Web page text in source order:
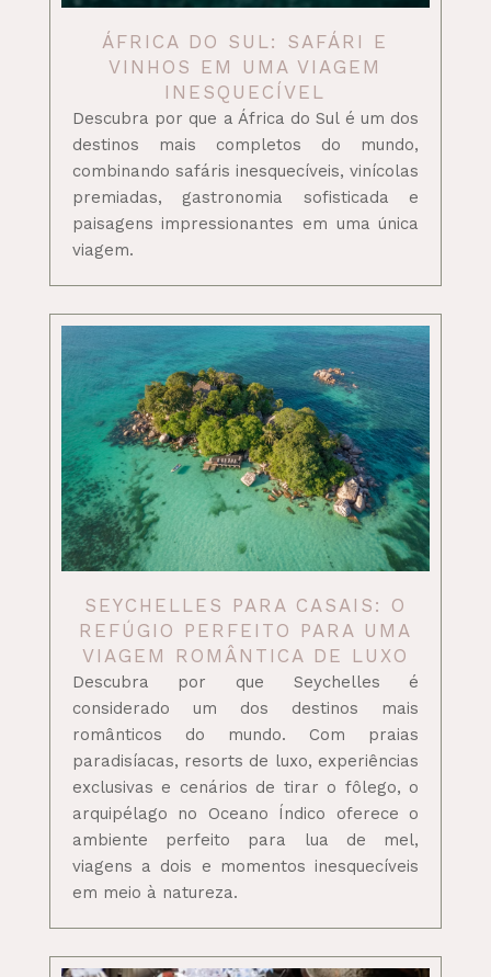
ÁFRICA DO SUL: SAFÁRI E
VINHOS EM UMA VIAGEM
INESQUECÍVEL
Descubra por que a África do Sul é um dos
destinos mais completos do mundo,
combinando safáris inesquecíveis, vinícolas
premiadas, gastronomia sofisticada e
paisagens impressionantes em uma única
viagem.
SEYCHELLES PARA CASAIS: O
REFÚGIO PERFEITO PARA UMA
VIAGEM ROMÂNTICA DE LUXO
Descubra por que Seychelles é
considerado um dos destinos mais
românticos do mundo. Com praias
paradisíacas, resorts de luxo, experiências
exclusivas e cenários de tirar o fôlego, o
arquipélago no Oceano Índico oferece o
ambiente perfeito para lua de mel,
viagens a dois e momentos inesquecíveis
em meio à natureza.